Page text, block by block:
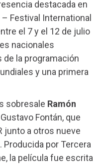
destacada en
– Festival International
el 7 y el 12 de julio
nacionales
la programación
y una primera
sobresale Ramón
Fontán, que
junto a otros nueve
Producida por Tercera
la película fue escrita